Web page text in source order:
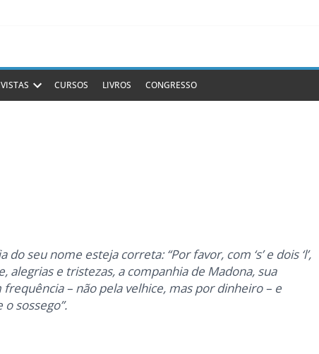
CURSOS LIVROS CONGRESSO
seu nome esteja correta: “Por favor, com ‘s’ e dois ‘l’,
alegrias e tristezas, a companhia de Madona, sua
– não pela velhice, mas por dinheiro – e
sossego”.